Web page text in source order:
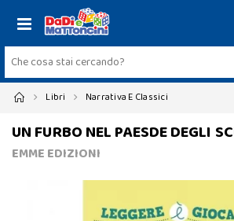
Libri Narrativa E Classici
UN FURBO NEL PAESDE DEGLI
EMME EDIZIONI